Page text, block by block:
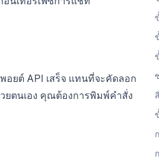
อยต์ API เสร็จ แทนที่จะคัดลอก
ยตนเอง คุณต้องการพิมพ์คำสั่ง